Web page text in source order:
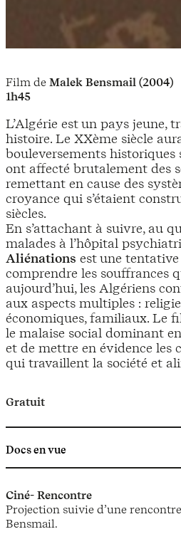
Gratuit
Film de Malek Bensmail (2004)
1h45
L’Algérie est un pays jeune,
histoire. Le XXème siècle
bouleversements historiques
ont affecté brutalement des
remettant en cause des
croyance qui s’étaient
siècles.
En s’attachant à suivre, au
malades à l’hôpital
Aliénations est une
comprendre les souffrances
aujourd’hui, les Algériens
aux aspects multiples :
économiques, familiaux. Le
le malaise social dominant
et de mettre en évidence les
qui travaillent la société et
Docs en vue
Ciné- Rencontre
Projection suivie d’une
Bensmail.